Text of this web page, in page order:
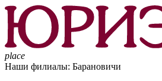
place
Наши филиалы: Барановичи